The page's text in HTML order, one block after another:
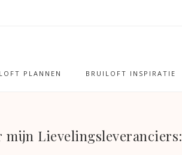
PLANNEN BRUILOFT INSPIRATIE
mijn Lievelingsleveranciers: